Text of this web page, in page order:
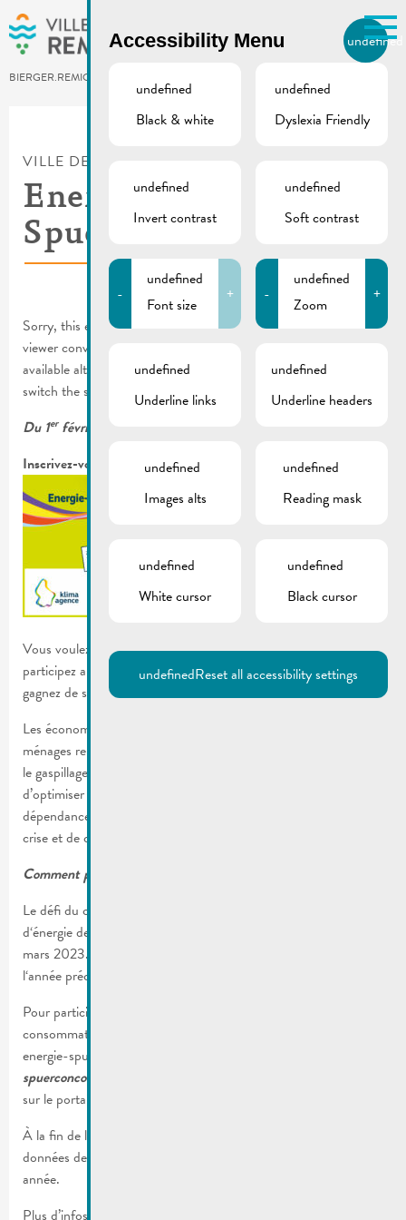
Skip to main content
BIERGER.REMICH.LU
Utilisez la recherche pour
Comme par exemple des contacts, des
VILLE DE REMICH / ACTUALITÉ
Energie-
Spuerconcours 2023
Sorry, this entry is only available inFRandDE
. For the sake of
viewer convenience, the content is shown below in one of the
available alternative languages. You may click one of the links to
switch the site language to another available language.
Du 1erfévrier au 31 mars 2023
Inscrivez-vous et tentez de remporter un vélo électrique !
Vous voulez optimiser votre consommation d’énergie ? Alors
participez au Energie-Spuerconcours 2023 de Klima-Agence et
gagnez de superbes prix !
Les économies d’énergie sont dans l’air du temps. Beaucoup de
ménages repensent actuellement leur comportement en évitant
le gaspillage d’énergie. Vous aussi, vous avez l’intention
d’optimiser votre consommation d’énergie, de réduire votre
dépendance aux approvisionnements d’énergie en période de
crise et de contribuer à la protection du climat ?
Comment participer ?
Le défi du concours consiste à réduire la consommation
d‘énergie des ménages luxembourgeois entre le 1
mars 2023. Cette période sera comparée à la même période de
l‘année précédente.
Pour participer, vous devez déposer vos valeurs de
consommation de l‘année précédente sur notre site web
energie-spuerconcours.lu ou les envoyer par mail à
spuerconcours@klima-agence.lu
sur le portail client de votre fournisseur d‘énergie.
À la fin de la période du concours, vous nous soumettrez les
données de consommation pour la même période de cette
année.
Plus d’infos :
Accessibility Menu undefined
undefined
Black & white
undefined
Dyslexia Friendly
undefined
Invert contrast
undefined
Soft contrast
-
undefined
Font size
+ -
undefined
Zoom
+
undefined
Underline links
undefined
Underline headers
undefined
Images alts
undefined
Reading mask
undefined
White cursor
undefined
Black cursor
undefinedReset all accessibility settings